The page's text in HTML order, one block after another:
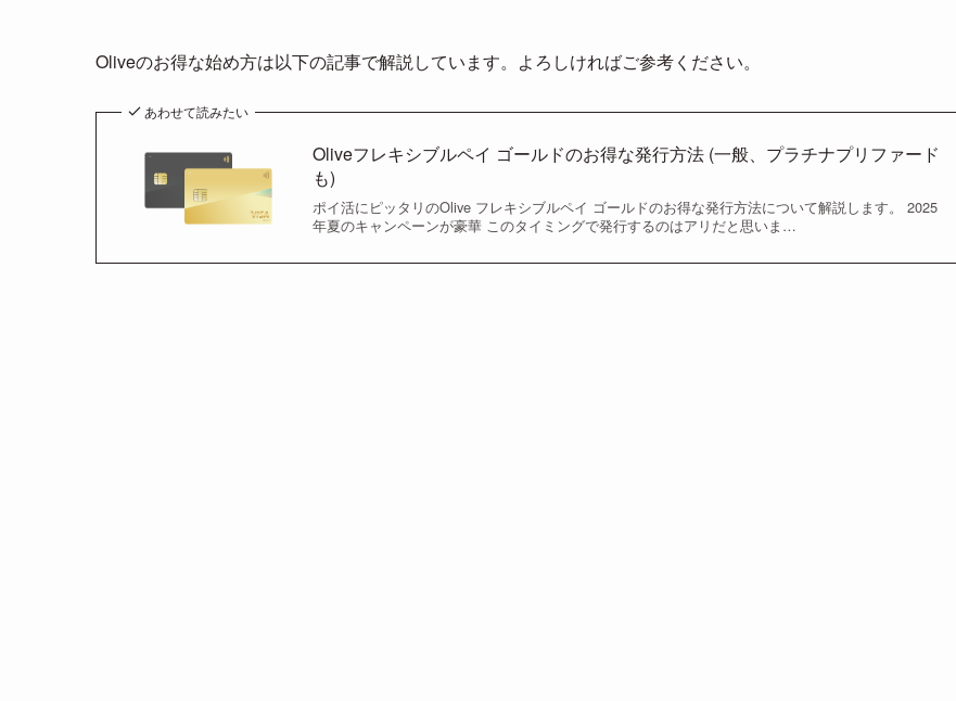
Oliveのお得な始め方は以下の記事で解説しています。よろしければご参考ください。
あわせて読みたい
Oliveフレキシブルペイ ゴールドのお得な発行方法 (一般、プラチナプリファード
も)
ポイ活にピッタリのOlive フレキシブルペイ ゴールドのお得な発行方法について解説します。 2025
年夏のキャンペーンが豪華 このタイミングで発行するのはアリだと思いま…